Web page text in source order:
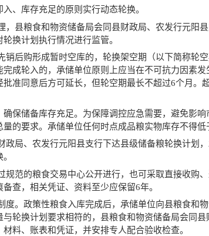
、库存充足的原则实行动态轮换。
，县粮食和物资储备局会同县财政局、农发行元阳
换计划执行情况进行监管。
销后购形成暂时空库的，轮换架空期（以下简称轮
成轮入的，承储单位原则上应当在不可抗力因素
准同意后方可延长，但轮空期最长不超过6个月
保储备库存充足。为保障调控应急需要，避免影
的要求。承储单位任何时点成品粮实物库存不得低
政局、农发行元阳县支行下达县级储备粮轮换计划
规范的粮食交易中心公开进行，也可采取直接收购
查，相关凭证、资料至少应保留6年。
度。政策性粮食入库完成后，承储单位向县粮食和
轮换计划要求相符的，县粮食和物资储备局会同
料、账表和凭证，并安排专人配合验收检查。